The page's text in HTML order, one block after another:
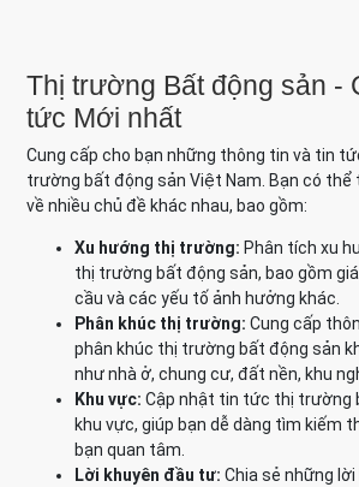
Thị trường Bất động sản -
tức Mới nhất
Cung cấp cho bạn những thông tin và tin
trường bất động sản Việt Nam. Bạn có thể
về nhiều chủ đề khác nhau, bao gồm:
Xu hướng thị trường: Phân tích xu
thị trường bất động sản, bao gồm
cầu và các yếu tố ảnh hưởng khác.
Phân khúc thị trường: Cung cấp
phân khúc thị trường bất động sản
như nhà ở, chung cư, đất nền, khu
Khu vực: Cập nhật tin tức thị trường
khu vực, giúp bạn dễ dàng tìm kiếm
bạn quan tâm.
Lời khuyên đầu tư: Chia sẻ những